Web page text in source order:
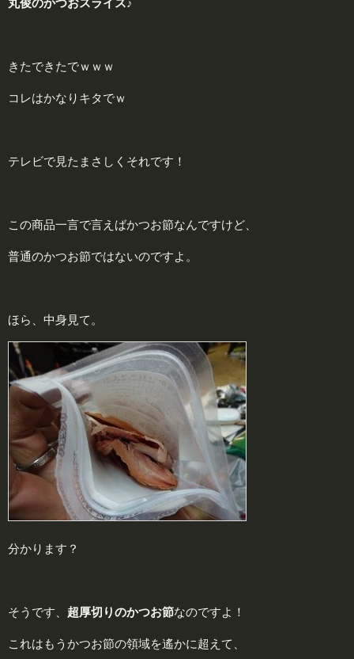
きたできたでｗｗｗ
コレはかなりキタでｗ
テレビで見たまさしくそれです！
この商品一言で言えばかつお節なんですけど、
普通のかつお節ではないのですよ。
ほら、中身見て。
分かります？
そうです、 超厚切りのかつお節なのですよ！
これはもうかつお節の領域を遙かに超えて、